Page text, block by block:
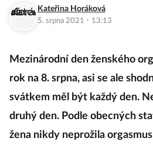
Kateřina Horáková
5. srpna 2021 · 13:13
Mezinárodní den ženského
rok na 8. srpna, asi se ale
svátkem měl být každý den.
druhý den. Podle obecných
žena nikdy neprožila